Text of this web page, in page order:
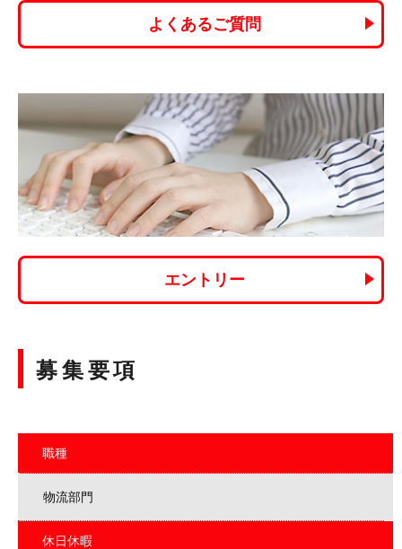
よくあるご質問
エントリー
募集要項
職種
物流部門
休日休暇